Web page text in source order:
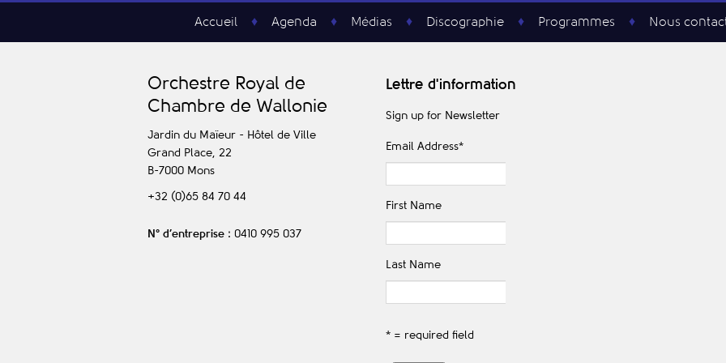
Accueil Agenda Médias Discographie Programmes Nous
Orchestre Royal de
Chambre de Wallonie
Jardin du Maïeur - Hôtel de Ville
Grand Place, 22
B-7000 Mons
+32 (0)65 84 70 44
N° d’entreprise : 0410 995 037
Lettre d'information
Sign up for Newsletter
Email Address*
First Name
Last Name
* = required field